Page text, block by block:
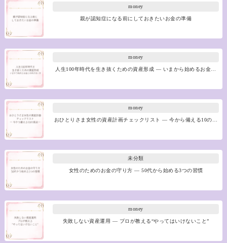
money
親が認知症になる前にしておきたいお金の準備
money
人生100年時代を生き抜くための資産形成 ― いまから始めるお金…
money
おひとりさま女性の資産計画チェックリスト ― 今から備える10の…
未分類
女性のためのお金の守り方 ― 50代から始める3つの習慣
money
失敗しない資産運用 ― プロが教える“やってはいけないこと”